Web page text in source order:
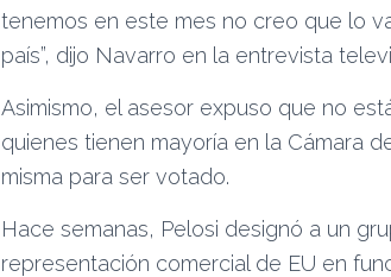
tenemos en este mes no creo que lo
país”, dijo Navarro en la entrevista
Asimismo, el asesor expuso que no
quienes tienen mayoría en la Cámara
misma para ser votado.
Hace semanas, Pelosi designó a un
representación comercial de EU en